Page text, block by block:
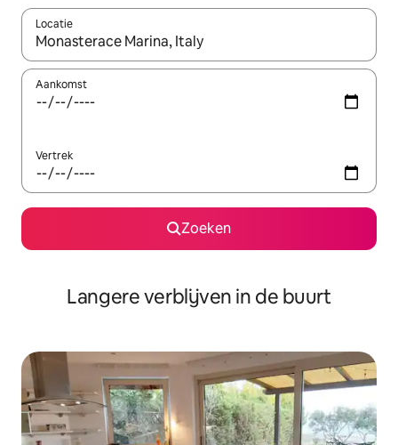
Locatie
Wanneer er resultaten beschikbaar zijn, maak je een keuze
Aankomst
Vertrek
Zoeken
Langere verblijven in de buurt